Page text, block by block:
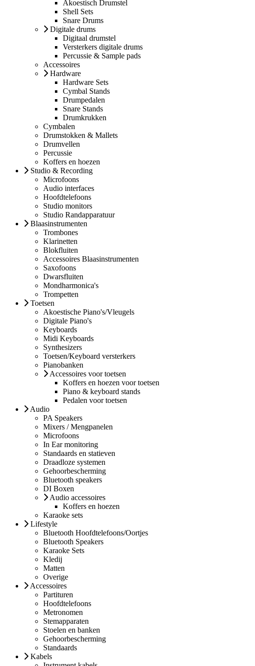
Akoestisch Drumstel
Shell Sets
Snare Drums
Digitale drums
Digitaal drumstel
Versterkers digitale drums
Percussie & Sample pads
Accessoires
Hardware
Hardware Sets
Cymbal Stands
Drumpedalen
Snare Stands
Drumkrukken
Cymbalen
Drumstokken & Mallets
Drumvellen
Percussie
Koffers en hoezen
Studio & Recording
Microfoons
Audio interfaces
Hoofdtelefoons
Studio monitors
Studio Randapparatuur
Blaasinstrumenten
Trombones
Klarinetten
Blokfluiten
Accessoires Blaasinstrumenten
Saxofoons
Dwarsfluiten
Mondharmonica's
Trompetten
Toetsen
Akoestische Piano's/Vleugels
Digitale Piano's
Keyboards
Midi Keyboards
Synthesizers
Toetsen/Keyboard versterkers
Pianobanken
Accessoires voor toetsen
Koffers en hoezen voor toetsen
Piano & keyboard stands
Pedalen voor toetsen
Audio
PA Speakers
Mixers / Mengpanelen
Microfoons
In Ear monitoring
Standaards en statieven
Draadloze systemen
Gehoorbescherming
Bluetooth speakers
DI Boxen
Audio accessoires
Koffers en hoezen
Karaoke sets
Lifestyle
Bluetooth Hoofdtelefoons/Oortjes
Bluetooth Speakers
Karaoke Sets
Kledij
Matten
Overige
Accessoires
Partituren
Hoofdtelefoons
Metronomen
Stemapparaten
Stoelen en banken
Gehoorbescherming
Standaards
Kabels